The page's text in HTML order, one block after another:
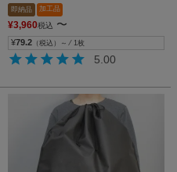
外寸：240W×400Hmm
即納品 加工品
¥3,960税込 〜
¥79.2 （税込）～ ⁄ 1枚
5.00